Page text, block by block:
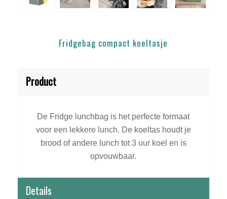
Fridgebag compact koeltasje
Product
De Fridge lunchbag is het perfecte formaat
voor een lekkere lunch. De koeltas houdt je
brood of andere lunch tot 3 uur koel en is
opvouwbaar.
Details